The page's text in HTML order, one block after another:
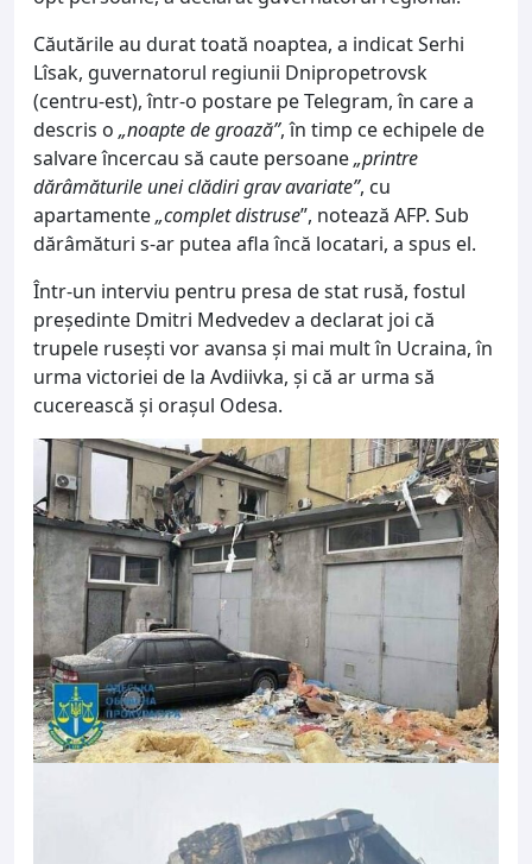
Căutările au durat toată noaptea, a indicat Serhi
Lîsak, guvernatorul regiunii Dnipropetrovsk
(centru-est), într-o postare pe Telegram, în care a
descris o „noapte de groază”, în timp ce echipele de
salvare încercau să caute persoane„printre
dărâmăturile unei clădiri grav avariate”, cu
apartamente„complet distruse”, notează AFP. Sub
dărâmături s-ar putea afla încă locatari, a spus el.
Într-un interviu pentru presa de stat rusă, fostul
președinte Dmitri Medvedev a declarat joi că
trupele rusești vor avansa și mai mult în Ucraina, în
urma victoriei de la Avdiivka, și că ar urma să
cucerească și orașul Odesa.